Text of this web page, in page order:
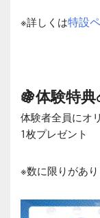
※詳しくは特設
🍇体験特
体験者全員にオ
1枚プレゼント
※数に限りがあ